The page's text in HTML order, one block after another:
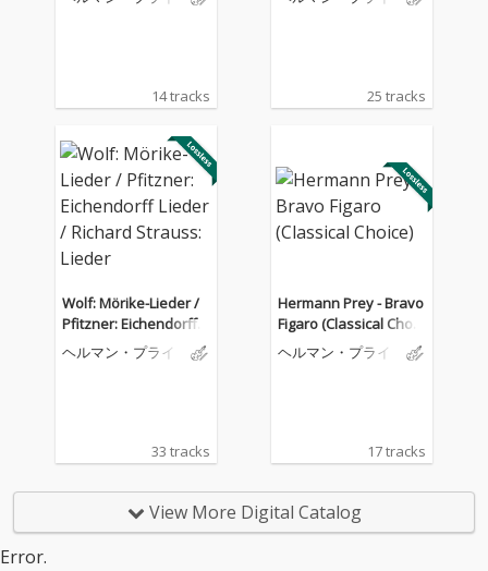
14 tracks 25 tracks
Wolf: Mörike-Lieder /
Pfitzner: Eichendorff Li
eder / Richard Straus
s: Lieder
ヘルマン・プライ
33 tracks
Hermann Prey - Bravo
Figaro (Classical Choic
ヘルマン・プライ
17 tracks
View More Digital Catalog
Error.